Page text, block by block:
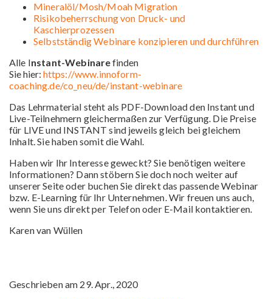
Mineralöl/Mosh/Moah Migration
Risikobeherrschung von Druck- und
Kaschierprozessen
Selbstständig Webinare konzipieren und durchführen
Alle Instant-Webinarefinden
Sie hier: https://www.innoform-
coaching.de/co_neu/de/instant-webinare
Das Lehrmaterial steht als PDF-Download den Instant und
Live-Teilnehmern gleichermaßen zur Verfügung. Die Preise
für LIVE und INSTANT sind jeweils gleich bei gleichem
Inhalt. Sie haben somit die Wahl.
Haben wir Ihr Interesse geweckt? Sie benötigen weitere
Informationen? Dann stöbern Sie doch noch weiter auf
unserer Seite oder buchen Sie direkt das passende Webinar
bzw. E-Learning für Ihr Unternehmen. Wir freuen uns auch,
wenn Sie uns direkt per Telefon oder E-Mail kontaktieren.
Karen van Wüllen
Geschrieben am 29. Apr., 2020